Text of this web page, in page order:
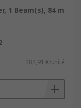
1 Beam(s), 84 m
284,91 €/unité